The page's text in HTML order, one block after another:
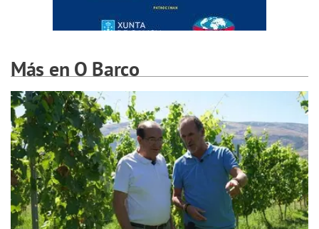
Más en O Barco